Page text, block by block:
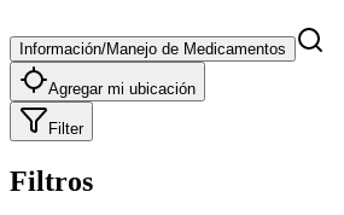
Información/Manejo de Medicamentos
Agregar mi ubicación
Filter
Filtros